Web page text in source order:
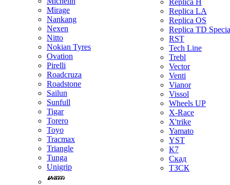
Mirage
Nankang
Nexen
Nitto
Nokian Tyres
Ovation
Pirelli
Roadcruza
Roadstone
Sailun
Sunfull
Tigar
Torero
Toyo
Tracmax
Triangle
Tunga
Unigrip
Replica H
Replica LA
Replica OS
Replica TD
RST
Tech Line
Trebl
Vector
Venti
Vianor
Vissol
Wheels UP
X-Race
X'trike
Yamato
YST
К7
Скад
ТЗСК